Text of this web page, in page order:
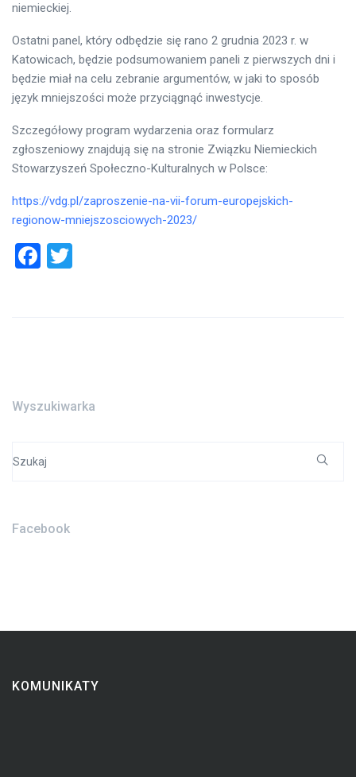
niemieckiej.
Ostatni panel, który odbędzie się rano 2 grudnia 2023 r. w
Katowicach, będzie podsumowaniem paneli z pierwszych dni i
będzie miał na celu zebranie argumentów, w jaki to sposób
język mniejszości może przyciągnąć inwestycje.
Szczegółowy program wydarzenia oraz formularz
zgłoszeniowy znajdują się na stronie Związku Niemieckich
Stowarzyszeń Społeczno-Kulturalnych w Polsce:
https://vdg.pl/zaproszenie-na-vii-forum-europejskich-
regionow-mniejszosciowych-2023/
Facebook
Wyszukiwarka
for:
Facebook
KOMUNIKATY